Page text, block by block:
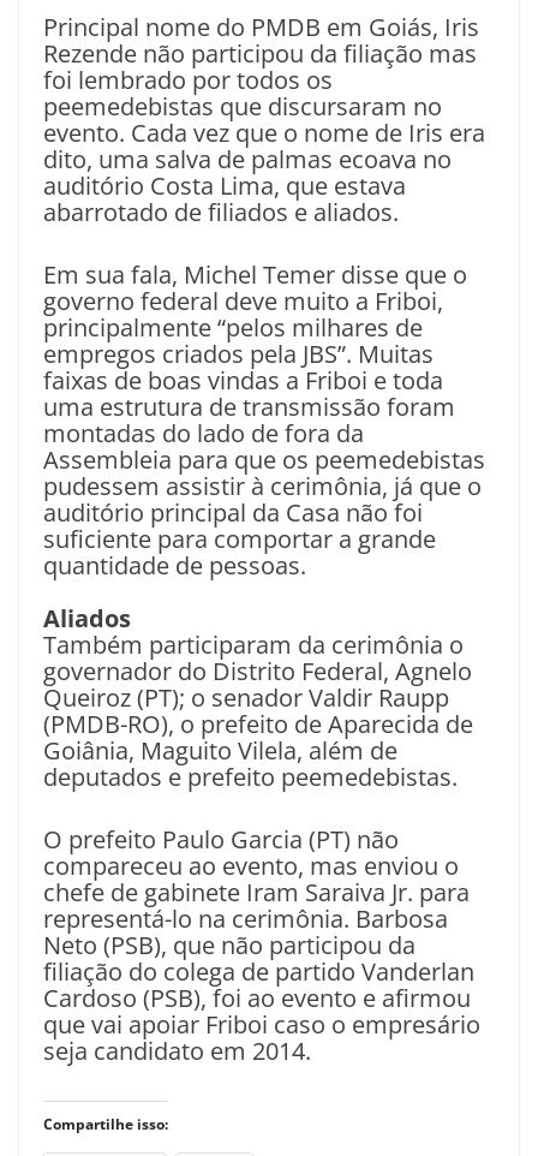
Principal nome do PMDB em Goiás, Iris
Rezende não participou da filiação mas
foi lembrado por todos os
peemedebistas que discursaram no
evento. Cada vez que o nome de Iris era
dito, uma salva de palmas ecoava no
auditório Costa Lima, que estava
abarrotado de filiados e aliados.
Em sua fala, Michel Temer disse que o
governo federal deve muito a Friboi,
principalmente “pelos milhares de
empregos criados pela JBS”. Muitas
faixas de boas vindas a Friboi e toda
uma estrutura de transmissão foram
montadas do lado de fora da
Assembleia para que os peemedebistas
pudessem assistir à cerimônia, já que o
auditório principal da Casa não foi
suficiente para comportar a grande
quantidade de pessoas.
Aliados
Também participaram da cerimônia o
governador do Distrito Federal, Agnelo
Queiroz (PT); o senador Valdir Raupp
(PMDB-RO), o prefeito de Aparecida de
Goiânia, Maguito Vilela, além de
deputados e prefeito peemedebistas.
O prefeito Paulo Garcia (PT) não
compareceu ao evento, mas enviou o
chefe de gabinete Iram Saraiva Jr. para
representá-lo na cerimônia. Barbosa
Neto (PSB), que não participou da
filiação do colega de partido Vanderlan
Cardoso (PSB), foi ao evento e afirmou
que vai apoiar Friboi caso o empresário
seja candidato em 2014.
Compartilhe isso: